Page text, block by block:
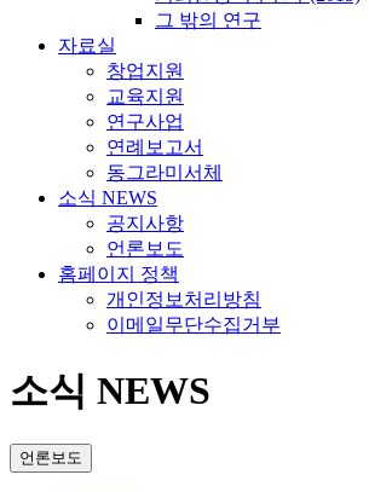
그 밖의 연구
자료실
창업지원
교육지원
연구사업
연례보고서
동그라미서체
소식 NEWS
공지사항
언론보도
홈페이지 정책
개인정보처리방침
이메일무단수집거부
소식 NEWS
언론보도